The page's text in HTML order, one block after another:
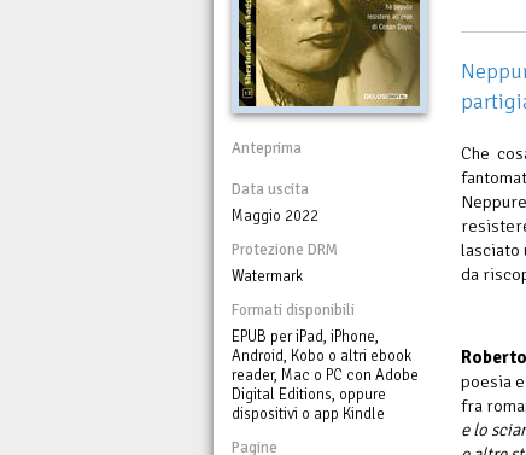
Anteprima
Data uscita
Maggio 2022
Protezione DRM
Watermark
Formati disponibili
EPUB per iPad, iPhone,
Android, Kobo o altri ebook
reader, Mac o PC con Adobe
Digital Editions, oppure
dispositivi o app Kindle
Pagine
Che
lasciato
da
poesia
fra
e lo